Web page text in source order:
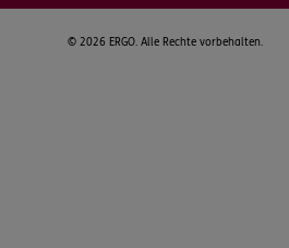
© 2026 ERGO. Alle Rechte vorbehalten.